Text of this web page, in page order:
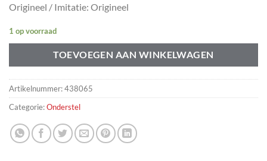
Origineel / Imitatie: Origineel
1 op voorraad
TOEVOEGEN AAN WINKELWAGEN
Artikelnummer:438065
Categorie:Onderstel